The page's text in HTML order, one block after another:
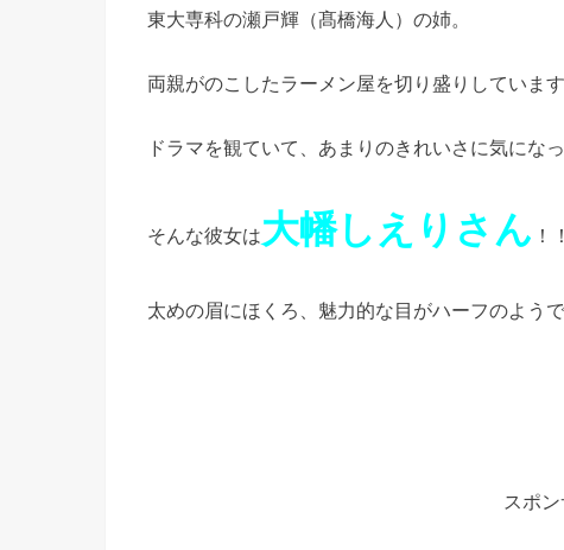
東大専科の瀬戸輝（髙橋海人）の姉。
両親がのこしたラーメン屋を切り盛りしています
ドラマを観ていて、あまりのきれいさに気にな
そんな彼女は大幡しえりさん ！
太めの眉にほくろ、魅力的な目がハーフのようで
スポ